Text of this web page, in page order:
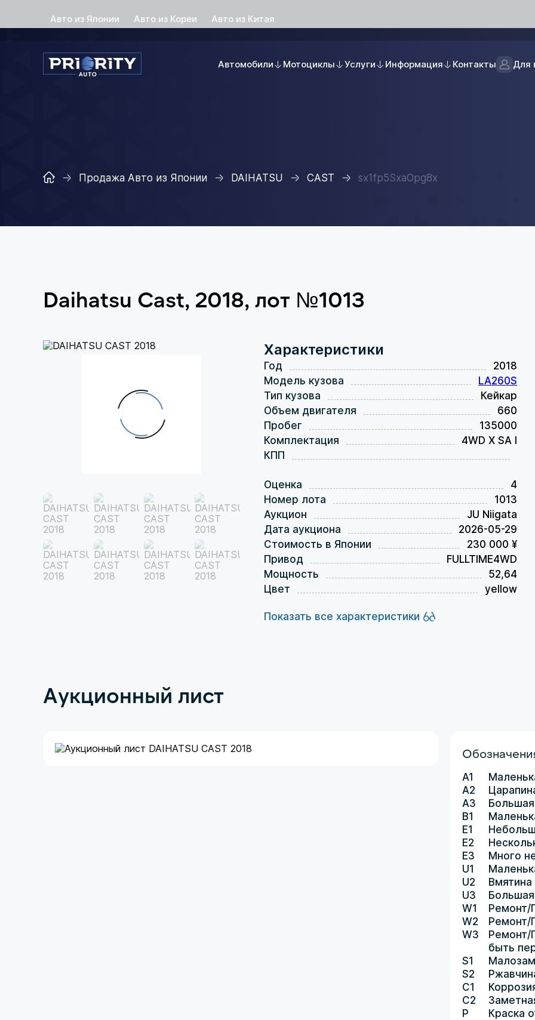
Авто из Японии Авто из Кореи Авто из Китая
Автомобили Мотоциклы Услуги Информация Контакты Для
Продажа Авто из Японии DAIHATSU CAST sx1fp5SxaOpg8x
Daihatsu Cast, 2018, лот №1013
Характеристики
Год
2018
Модель кузова
LA260S
Тип кузова
Кейкар
Объем двигателя
660
Пробег
135000
Комплектация
4WD X SA I
КПП
Оценка
4
Номер лота
1013
Аукцион
JU Niigata
Дата аукциона
2026-05-29
Стоимость в Японии
230 000 ¥
Привод
FULLTIME4WD
Мощность
52,64
Цвет
yellow
Показать все характеристики
Аукционный лист
A1
A2
A3
B1
E1
E2
E3
Много
U1
U2
Вмятина
U3
W1
Ремонт/
W2
Ремонт/
W3
Ремонт/
быть
S1
S2
C1
C2
P
Краска